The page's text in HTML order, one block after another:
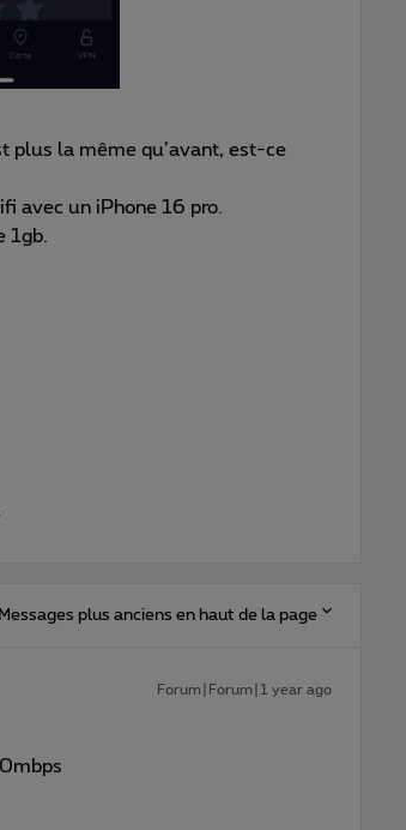
plus la même qu’avant, est-ce
avec un iPhone 16 pro.
1gb.
Messages plus anciens en haut de la page
Forum|Forum|1 year ago